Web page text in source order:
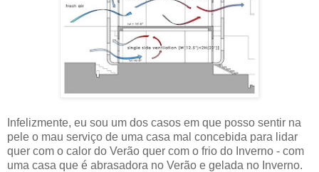
Infelizmente, eu sou um dos casos em que posso sentir na
pele o mau serviço de uma casa mal concebida para lidar
quer com o calor do Verão quer com o frio do Inverno - com
uma casa que é abrasadora no Verão e gelada no Inverno.